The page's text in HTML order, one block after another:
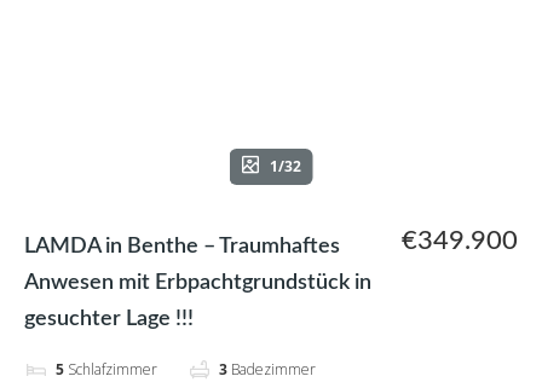
1/32
LAMDA in Benthe – Traumhaftes
Anwesen mit Erbpachtgrundstück in
gesuchter Lage !!!
5 Schlafzimmer 3 Badezimmer
€349.900